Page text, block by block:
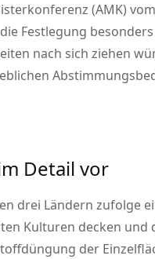
(AMK)
Festlegung
nach sich ziehen
Detail vor
drei Ländern zufolge
Kulturen decken
der